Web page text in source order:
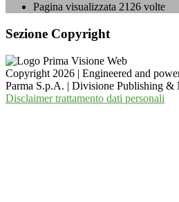
Pagina visualizzata 2126 volte
Sezione Copyright
Copyright 2026 | Engineered and
Parma S.p.A. | Divisione Publishing &
Disclaimer trattamento dati personali